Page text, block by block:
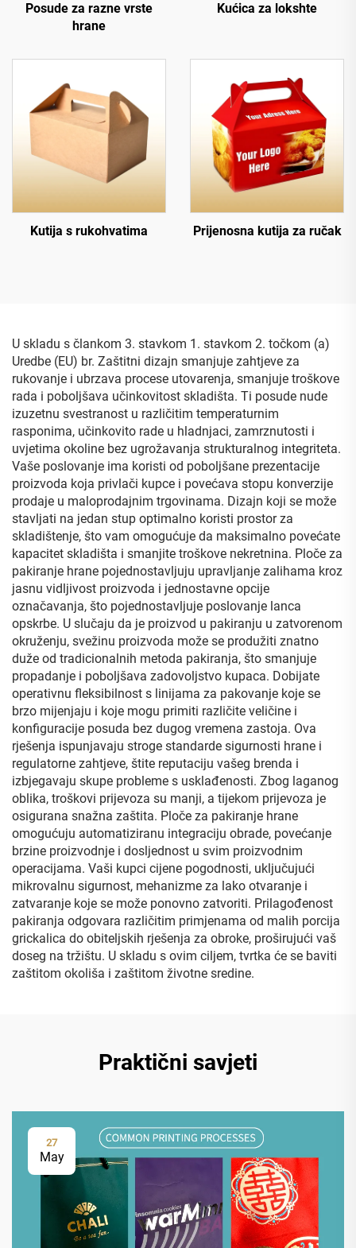
Posude za razne vrste
hrane
Kućica za lokshte
Kutija s rukohvatima Prijenosna kutija za ručak
U skladu s člankom 3. stavkom 1. stavkom 2. točkom (a)
Uredbe (EU) br. Zaštitni dizajn smanjuje zahtjeve za
rukovanje i ubrzava procese utovarenja, smanjuje troškove
rada i poboljšava učinkovitost skladišta. Ti posude nude
izuzetnu svestranost u različitim temperaturnim
rasponima, učinkovito rade u hladnjaci, zamrznutosti i
uvjetima okoline bez ugrožavanja strukturalnog integriteta.
Vaše poslovanje ima koristi od poboljšane prezentacije
proizvoda koja privlači kupce i povećava stopu konverzije
prodaje u maloprodajnim trgovinama. Dizajn koji se može
stavljati na jedan stup optimalno koristi prostor za
skladištenje, što vam omogućuje da maksimalno povećate
kapacitet skladišta i smanjite troškove nekretnina. Ploče za
pakiranje hrane pojednostavljuju upravljanje zalihama kroz
jasnu vidljivost proizvoda i jednostavne opcije
označavanja, što pojednostavljuje poslovanje lanca
opskrbe. U slučaju da je proizvod u pakiranju u zatvorenom
okruženju, svežinu proizvoda može se produžiti znatno
duže od tradicionalnih metoda pakiranja, što smanjuje
propadanje i poboljšava zadovoljstvo kupaca. Dobijate
operativnu fleksibilnost s linijama za pakovanje koje se
brzo mijenjaju i koje mogu primiti različite veličine i
konfiguracije posuda bez dugog vremena zastoja. Ova
rješenja ispunjavaju stroge standarde sigurnosti hrane i
regulatorne zahtjeve, štite reputaciju vašeg brenda i
izbjegavaju skupe probleme s usklađenosti. Zbog laganog
oblika, troškovi prijevoza su manji, a tijekom prijevoza je
osigurana snažna zaštita. Ploče za pakiranje hrane
omogućuju automatiziranu integraciju obrade, povećanje
brzine proizvodnje i dosljednost u svim proizvodnim
operacijama. Vaši kupci cijene pogodnosti, uključujući
mikrovalnu sigurnost, mehanizme za lako otvaranje i
zatvaranje koje se može ponovno zatvoriti. Prilagođenost
pakiranja odgovara različitim primjenama od malih porcija
grickalica do obiteljskih rješenja za obroke, proširujući vaš
doseg na tržištu. U skladu s ovim ciljem, tvrtka će se baviti
zaštitom okoliša i zaštitom životne sredine.
Praktični savjeti
27
May